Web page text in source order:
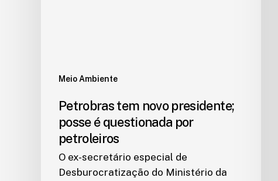
Meio Ambiente
Petrobras tem novo presidente;
posse é questionada por
petroleiros
O ex-secretário especial de
Desburocratização do Ministério da